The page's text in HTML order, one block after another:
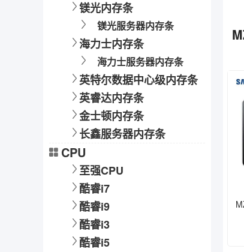
镁光内存条
镁光服务器内存条
海力士内存条
海力士服务器内存条
英特尔数据中心级内存条
英睿达内存条
金士顿内存条
长鑫服务器内存条
CPU
至强CPU
酷睿i7
酷睿i9
酷睿i3
酷睿i5